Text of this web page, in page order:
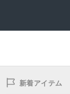
新着アイテム